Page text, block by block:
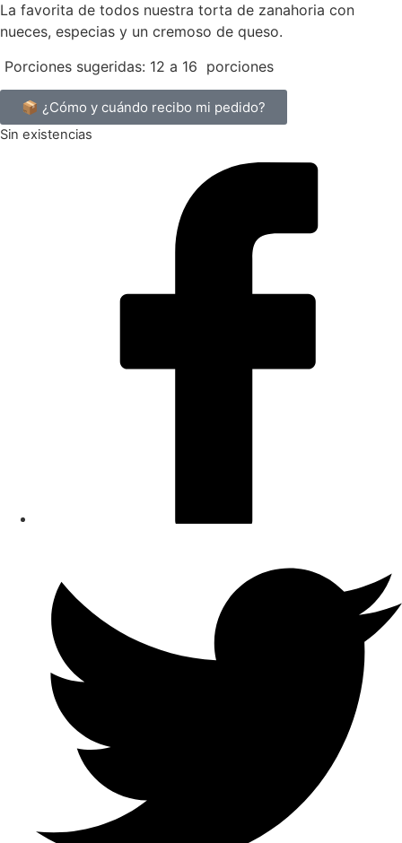
La favorita de todos nuestra torta de zanahoria con
nueces, especias y un cremoso de queso.
Porciones sugeridas: 12 a 16 porciones
📦 ¿Cómo y cuándo recibo mi pedido?
Sin existencias